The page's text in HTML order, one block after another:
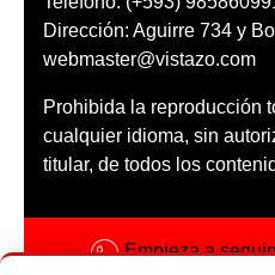
Dirección: Aguirre 734 y
webmaster@vistazo.com
Prohibida la reproducción
cualquier idioma, sin
titular, de todos los
Empieza a